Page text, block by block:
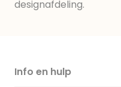
designafdeling.
Info en hulp